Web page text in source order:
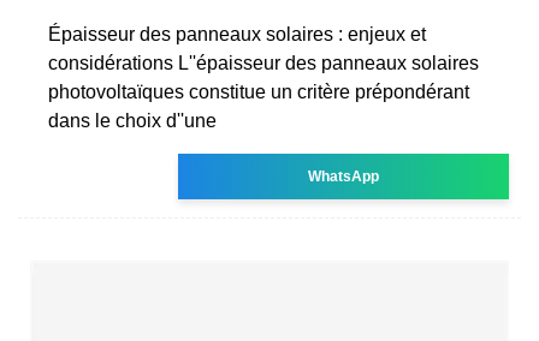
Épaisseur des panneaux solaires : enjeux et
considérations L''épaisseur des panneaux solaires
photovoltaïques constitue un critère prépondérant
dans le choix d''une
WhatsApp